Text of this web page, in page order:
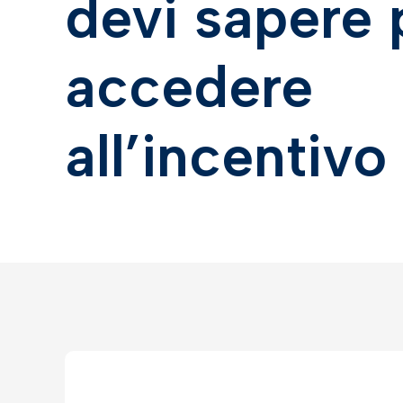
devi sapere
accedere
all’incentivo